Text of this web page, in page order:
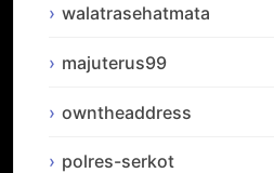
walatrasehatmata
majuterus99
owntheaddress
polres-serkot